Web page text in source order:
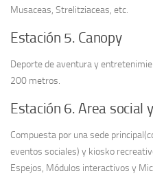
Musaceas, Strelitziaceas, etc.
Estación 5. Canopy
Deporte de aventura y
200 metros.
Estación 6. Area social
Compuesta por una sede
eventos sociales) y kiosko
Espejos, Módulos interactivos y